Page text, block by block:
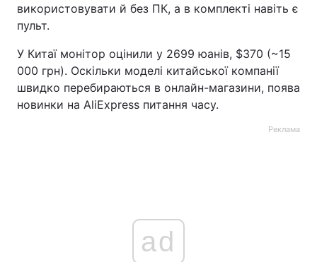
використовувати й без ПК, а в комплекті навіть є
пульт.
У Китаї монітор оцінили у 2699 юанів, $370 (~15
000 грн). Оскільки моделі китайської компанії
швидко перебираються в онлайн-магазини, поява
новинки на AliExpress питання часу.
Реклама
ad